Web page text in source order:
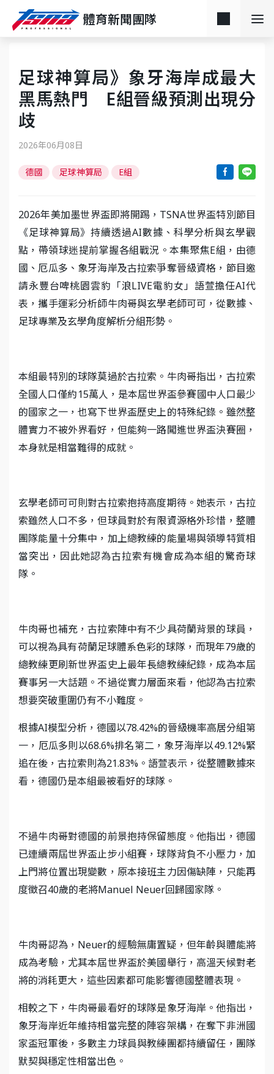
體育新聞團隊
足球神算局》象牙海岸成最大
黑馬熱門 E組晉級預測出現分
歧
2026年06月08日
德國 足球神算局 E組
2026年美加墨世界盃即將開踢，TSNA世界盃特別節目
《足球神算局》持續透過AI數據、科學分析與玄學觀
點，帶領球迷提前掌握各組戰況。本集聚焦E組，由德
國、厄瓜多、象牙海岸及古拉索爭奪晉級資格，節目邀
請永豐台啤桃園雲豹「浪LIVE電豹女」語萱擔任AI代
表，攜手運彩分析師牛肉哥與玄學老師可可，從數據、
足球專業及玄學角度解析分組形勢。
本組最特別的球隊莫過於古拉索。牛肉哥指出，古拉索
全國人口僅約15萬人，是本屆世界盃參賽國中人口最少
的國家之一，也寫下世界盃歷史上的特殊紀錄。雖然整
體實力不被外界看好，但能夠一路闖進世界盃決賽圈，
本身就是相當難得的成就。
玄學老師可可則對古拉索抱持高度期待。她表示，古拉
索雖然人口不多，但球員對於有限資源格外珍惜，整體
團隊能量十分集中，加上總教練的能量場與領導特質相
當突出，因此她認為古拉索有機會成為本組的驚奇球
隊。
牛肉哥也補充，古拉索陣中有不少具荷蘭背景的球員，
可以視為具有荷蘭足球體系色彩的球隊，而現年79歲的
總教練更刷新世界盃史上最年長總教練紀錄，成為本屆
賽事另一大話題。不過從實力層面來看，他認為古拉索
想要突破重圍仍有不小難度。
根據AI模型分析，德國以78.42%的晉級機率高居分組第
一，厄瓜多則以68.6%排名第二，象牙海岸以49.12%緊
追在後，古拉索則為21.83%。語萱表示，從整體數據來
看，德國仍是本組最被看好的球隊。
不過牛肉哥對德國的前景抱持保留態度。他指出，德國
已連續兩屆世界盃止步小組賽，球隊背負不小壓力，加
上門將位置出現變數，原本接班主力因傷缺陣，只能再
度徵召40歲的老將Manuel Neuer回歸國家隊。
牛肉哥認為，Neuer的經驗無庸置疑，但年齡與體能將
成為考驗，尤其本屆世界盃於美國舉行，高溫天候對老
將的消耗更大，這些因素都可能影響德國整體表現。
相較之下，牛肉哥最看好的球隊是象牙海岸。他指出，
象牙海岸近年維持相當完整的陣容架構，在奪下非洲國
家盃冠軍後，多數主力球員與教練團都持續留任，團隊
默契與穩定性相當出色。